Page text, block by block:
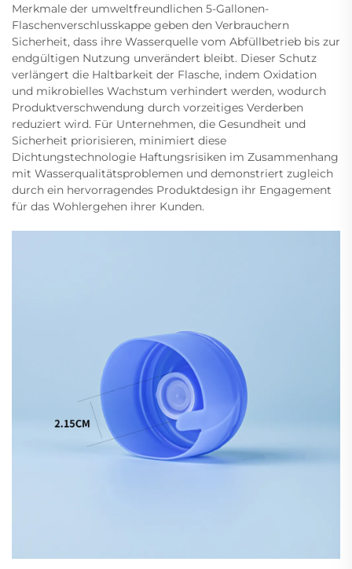
Merkmale der umweltfreundlichen 5-Gallonen-
Flaschenverschlusskappe geben den Verbrauchern
Sicherheit, dass ihre Wasserquelle vom Abfüllbetrieb bis zur
endgültigen Nutzung unverändert bleibt. Dieser Schutz
verlängert die Haltbarkeit der Flasche, indem Oxidation
und mikrobielles Wachstum verhindert werden, wodurch
Produktverschwendung durch vorzeitiges Verderben
reduziert wird. Für Unternehmen, die Gesundheit und
Sicherheit priorisieren, minimiert diese
Dichtungstechnologie Haftungsrisiken im Zusammenhang
mit Wasserqualitätsproblemen und demonstriert zugleich
durch ein hervorragendes Produktdesign ihr Engagement
für das Wohlergehen ihrer Kunden.